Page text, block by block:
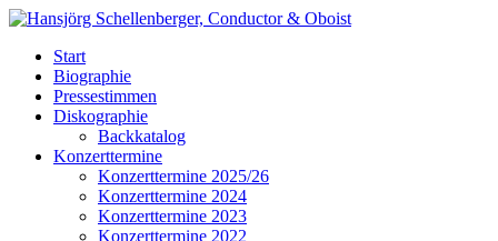
Start
Biographie
Pressestimmen
Diskographie
Backkatalog
Konzerttermine
Konzerttermine 2025/26
Konzerttermine 2024
Konzerttermine 2023
Konzerttermine 2022